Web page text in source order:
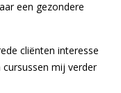
een gezondere
cliënten interesse
mij verder